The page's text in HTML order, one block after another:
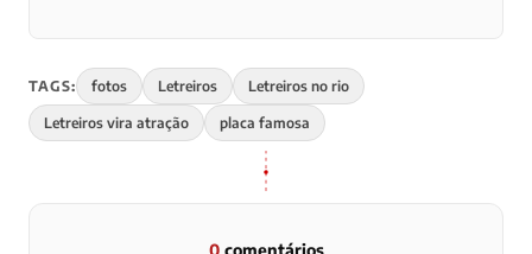
TAGS: fotos Letreiros Letreiros no rio
Letreiros vira atração placa famosa